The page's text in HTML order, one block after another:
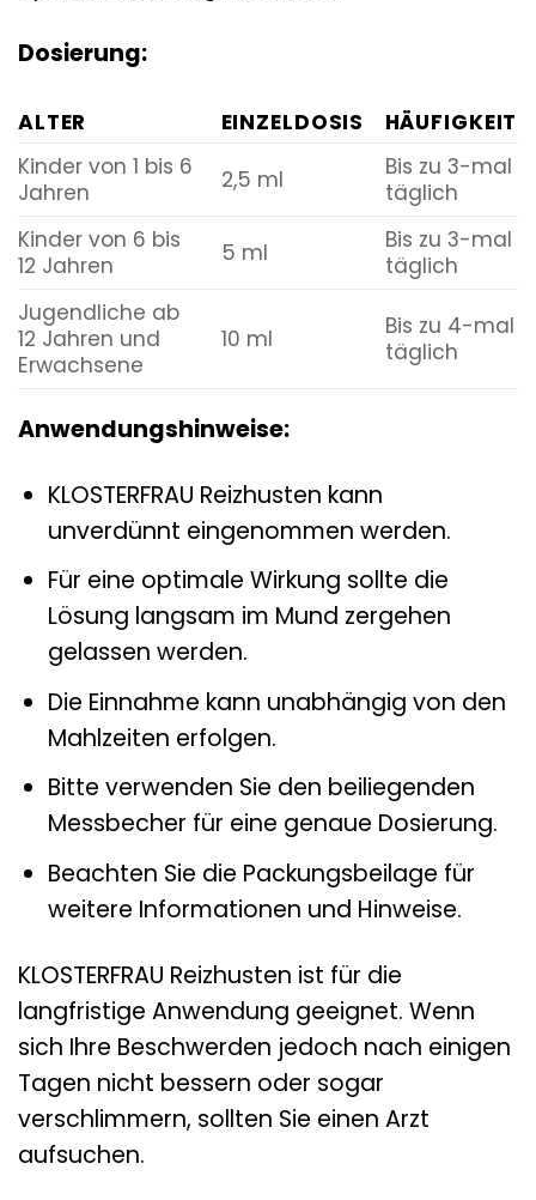
Dosierung:
ALTER EINZELDOSIS
HÄUFIGKEIT
Kinder von 1 bis 6
Jahren
2,5 ml
Bis zu 3-mal
täglich
Kinder von 6 bis
12 Jahren
5 ml
Bis zu 3-mal
täglich
Jugendliche ab
12 Jahren und
Erwachsene
10 ml
Bis zu 4-mal
täglich
Anwendungshinweise:
KLOSTERFRAU Reizhusten kann
unverdünnt eingenommen werden.
Für eine optimale Wirkung sollte die
Lösung langsam im Mund zergehen
gelassen werden.
Die Einnahme kann unabhängig von den
Mahlzeiten erfolgen.
Bitte verwenden Sie den beiliegenden
Messbecher für eine genaue Dosierung.
Beachten Sie die Packungsbeilage für
weitere Informationen und Hinweise.
KLOSTERFRAU Reizhusten ist für die
langfristige Anwendung geeignet. Wenn
sich Ihre Beschwerden jedoch nach einigen
Tagen nicht bessern oder sogar
verschlimmern, sollten Sie einen Arzt
aufsuchen.